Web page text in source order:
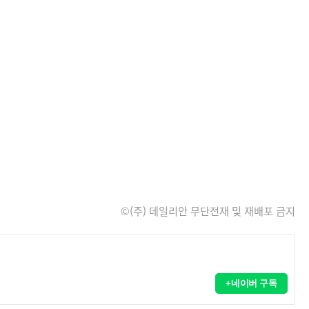
©(주) 데일리안 무단전재 및 재배포 금지
+네이버 구독